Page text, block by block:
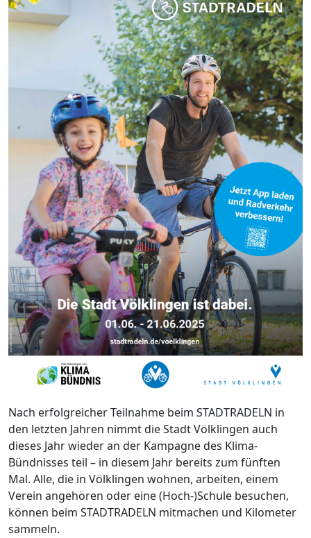
Nach erfolgreicher Teilnahme beim STADTRADELN in
den letzten Jahren nimmt die Stadt Völklingen auch
dieses Jahr wieder an der Kampagne des Klima-
Bündnisses teil – in diesem Jahr bereits zum fünften
Mal. Alle, die in Völklingen wohnen, arbeiten, einem
Verein angehören oder eine (Hoch-)Schule besuchen,
können beim STADTRADELN mitmachen und Kilometer
sammeln.